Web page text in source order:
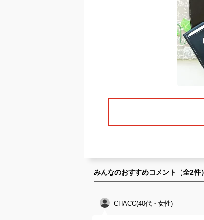
みんなのおすすめコメント（全2件）
CHACO(40代・女性)